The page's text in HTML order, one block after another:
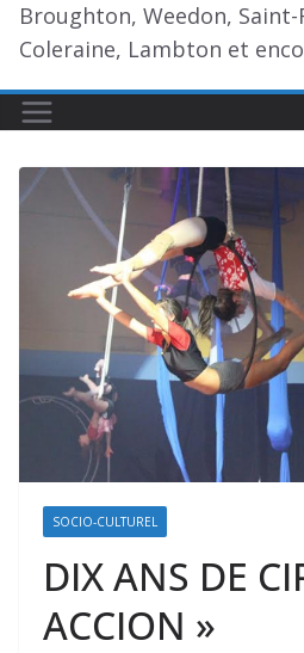
Broughton, Weedon,
Coleraine, Lambton et
SOCIO-CULTUREL
DIX ANS DE
ACCION »